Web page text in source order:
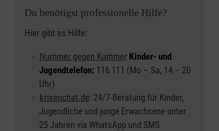
Du benötigst professionelle Hilfe?
Hier gibt es Hilfe:
Nummer gegen Kummer Kinder- und
Jugendtelefon: 116 111 (Mo – Sa, 14 – 20
Uhr)
krisenchat.de: 24/7-Beratung für Kinder,
Jugendliche und junge Erwachsene unter
25 Jahren via WhatsApp und SMS